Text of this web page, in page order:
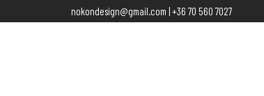
nokondesign@gmail.com | +36 70 560 7027